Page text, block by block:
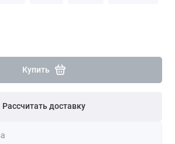
Купить
Рассчитать доставку